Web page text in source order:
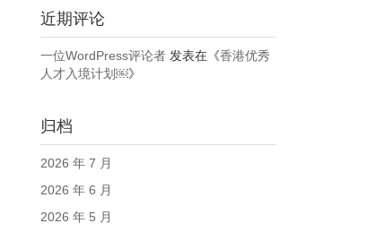
近期评论
一位WordPress评论者发表在《香港优秀
人才入境计划￼》
归档
2026 年 7 月
2026 年 6 月
2026 年 5 月